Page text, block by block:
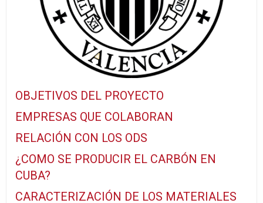
OBJETIVOS DEL PROYECTO
EMPRESAS QUE COLABORAN
RELACIÓN CON LOS ODS
¿COMO SE PRODUCIR EL CARBÓN EN
CUBA?
CARACTERIZACIÓN DE LOS MATERIALES